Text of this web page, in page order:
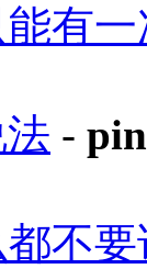
有一
-
不要